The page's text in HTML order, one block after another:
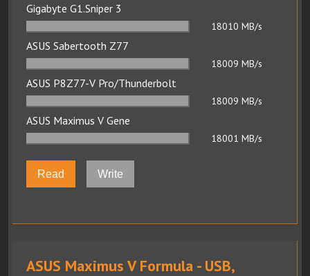
Gigabyte G1.Sniper 3
18010 MB/s
ASUS Sabertooth Z77
18009 MB/s
ASUS P8Z77-V Pro/Thunderbolt
18009 MB/s
ASUS Maximus V Gene
18001 MB/s
Read Write
ASUS Maximus V Formula - USB,